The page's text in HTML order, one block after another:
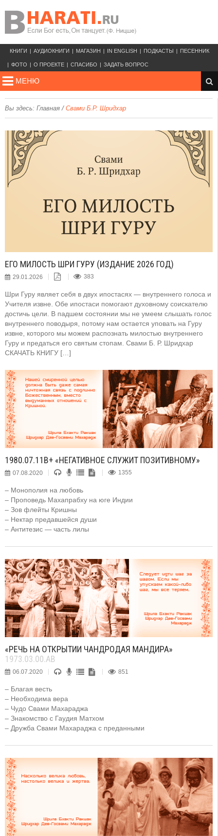
КНИГИ АУДИОКНИГИ МАГАЗИН IN ENGLISH ПОДКАСТЫ ПЕСЕННИК
ФОТО О ПРОЕКТЕ СПАСИБО ЗАДАТЬ ВОПРОС
МЕНЮ
Вы здесь: Главная / Свами Б.Р. Шридхар
ЕГО МИЛОСТЬ ШРИ ГУРУ (ИЗДАНИЕ 2026 ГОД)
29.01.2026 383
Шри Гуру являет себя в двух ипостасях — внутреннего голоса и
Учителя извне. Обе ипостаси помогают духовному соискателю
достичь цели. В падшем состоянии мы не умеем слышать голос
внутреннего поводыря, потому нам остается уповать на Гуру
извне, которого мы можем распознать милостью внутреннего
Гуру и предаться его святым стопам. Свами Б. Р. Шридхар
СКАЧАТЬ КНИГУ […]
1980.07.11B+ «НЕГАТИВНОЕ СЛУЖИТ ПОЗИТИВНОМУ»
07.08.2020 1355
– Монополия на любовь
– Проповедь Махапрабху на юге Индии
– Зов флейты Кришны
– Нектар предавшейся души
– Антитезис — часть лилы
«РЕЧЬ НА ОТКРЫТИИ ЧАНДРОДАЯ МАНДИРА»
1973.03.00.AB
06.07.2020 851
– Благая весть
– Необходима вера
– Чудо Свами Махараджа
– Знакомство с Гаудия Матхом
– Дружба Свами Махараджа с преданными